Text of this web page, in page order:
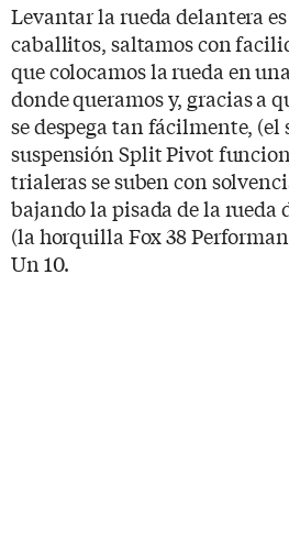
Levantar la rueda delantera
caballitos, saltamos con
que colocamos la rueda en
donde queramos y, gracias a
se despega tan fácilmente, (el
suspensión Split Pivot
trialeras se suben con
bajando la pisada de la rueda
(la horquilla Fox 38
Un 10.